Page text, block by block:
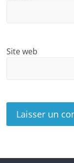
Site web